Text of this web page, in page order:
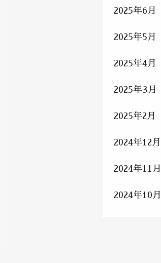
2025年6月
2025年5月
2025年4月
2025年3月
2025年2月
2024年12月
2024年11月
2024年10月